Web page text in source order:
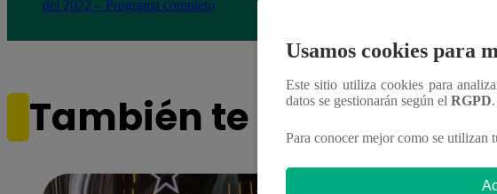
del 2022 – Programa completo
También te puede
Usamos cookies para
Este sitio utiliza cookies para
datos se gestionarán según el RGPD.
Para conocer mejor como se utilizan